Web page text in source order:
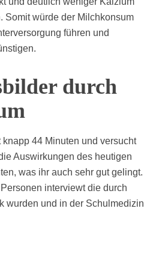
Somit würde der Milchkonsum
führen und
durch
44 Minuten und versucht
Auswirkungen des heutigen
was ihr auch sehr gut gelingt.
interviewt die durch
wurden und in der Schulmedizin